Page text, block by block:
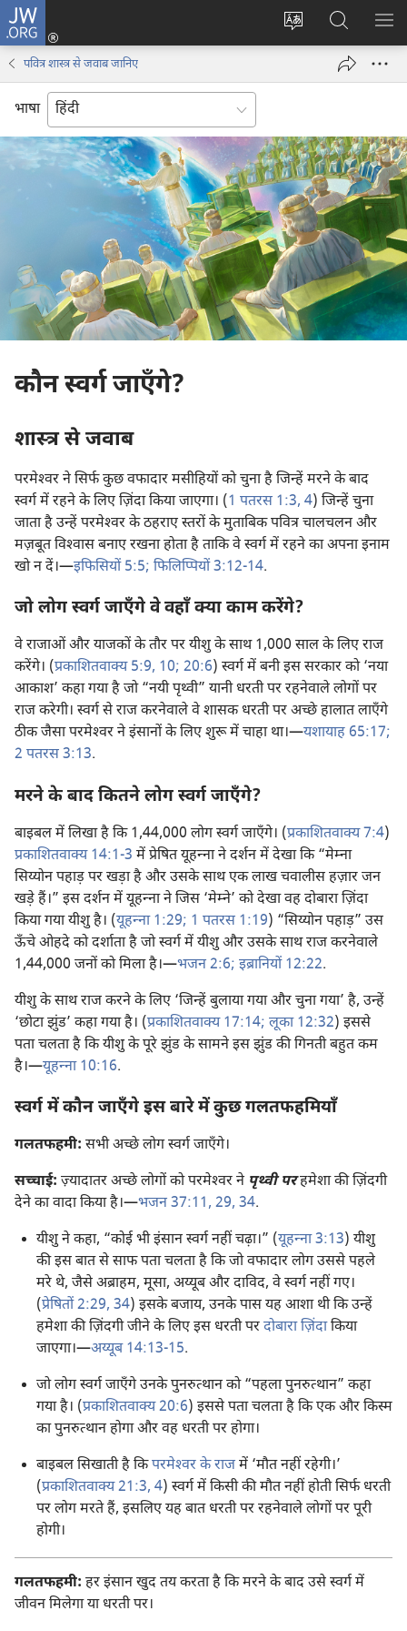
JW.ORG
वेबसाइट
लॉग-
इन
JW.ORG
पर
खोजें
मैन्यू
पवित्र शास्त्र से जवाब जानिए
भाषा
कौन स्वर्ग जाएँगे?
शास्त्र से जवाब
परमेश्‍वर ने सिर्फ कुछ वफादार मसीहियों को चुना है जिन्हें मरने के बाद
स्वर्ग में रहने के लिए ज़िंदा किया जाएगा। (1 पतरस 1:3, 4) जिन्हें चुना
जाता है उन्हें परमेश्‍वर के ठहराए स्तरों के मुताबिक पवित्र चालचलन और
मज़बूत विश्‍वास बनाए रखना होता है ताकि वे स्वर्ग में रहने का अपना इनाम
खो न दें।—इफिसियों 5:5; फिलिप्पियों 3:12-14.
जो लोग स्वर्ग जाएँगे वे वहाँ क्या काम करेंगे?
वे राजाओं और याजकों के तौर पर यीशु के साथ 1,000 साल के लिए राज
करेंगे। (प्रकाशितवाक्य 5:9, 10; 20:6) स्वर्ग में बनी इस सरकार को ‘नया
आकाश’ कहा गया है जो “नयी पृथ्वी” यानी धरती पर रहनेवाले लोगों पर
राज करेगी। स्वर्ग से राज करनेवाले वे शासक धरती पर अच्छे हालात लाएँगे
ठीक जैसा परमेश्‍वर ने इंसानों के लिए शुरू में चाहा था।—यशायाह 65:17;
2 पतरस 3:13.
मरने के बाद कितने लोग स्वर्ग जाएँगे?
बाइबल में लिखा है कि 1,44,000 लोग स्वर्ग जाएँगे। (प्रकाशितवाक्य 7:4)
प्रकाशितवाक्य 14:1-3 में प्रेषित यूहन्‍ना ने दर्शन में देखा कि “मेम्ना
सिय्योन पहाड़ पर खड़ा है और उसके साथ एक लाख चवालीस हज़ार जन
खड़े हैं।” इस दर्शन में यूहन्‍ना ने जिस ‘मेम्ने’ को देखा वह दोबारा ज़िंदा
किया गया यीशु है। (यूहन्‍ना 1:29; 1 पतरस 1:19) “सिय्योन पहाड़” उस
ऊँचे ओहदे को दर्शाता है जो स्वर्ग में यीशु और उसके साथ राज करनेवाले
1,44,000 जनों को मिला है।—भजन 2:6; इब्रानियों 12:22.
यीशु के साथ राज करने के लिए ‘जिन्हें बुलाया गया और चुना गया’ है, उन्हें
‘छोटा झुंड’ कहा गया है। (प्रकाशितवाक्य 17:14; लूका 12:32) इससे
पता चलता है कि यीशु के पूरे झुंड के सामने इस झुंड की गिनती बहुत कम
है।—यूहन्‍ना 10:16.
स्वर्ग में कौन जाएँगे इस बारे में कुछ गलतफहमियाँ
गलतफहमी: सभी अच्छे लोग स्वर्ग जाएँगे।
सच्चाई: ज़्यादातर अच्छे लोगों को परमेश्‍वर ने पृथ्वी परहमेशा की ज़िंदगी
देने का वादा किया है।—भजन 37:11, 29, 34.
यीशु ने कहा, “कोई भी इंसान स्वर्ग नहीं चढ़ा।” (यूहन्‍ना 3:13) यीशु
की इस बात से साफ पता चलता है कि जो वफादार लोग उससे पहले
मरे थे, जैसे अब्राहम, मूसा, अय्यूब और दाविद, वे स्वर्ग नहीं गए।
(प्रेषितों 2:29, 34) इसके बजाय, उनके पास यह आशा थी कि उन्हें
हमेशा की ज़िंदगी जीने के लिए इस धरती परदोबारा ज़िंदाकिया
जाएगा।—अय्यूब 14:13-15.
जो लोग स्वर्ग जाएँगे उनके पुनरुत्थान को “पहला पुनरुत्थान” कहा
गया है। (प्रकाशितवाक्य 20:6) इससे पता चलता है कि एक और किस्म
का पुनरुत्थान होगा और वह धरती पर होगा।
बाइबल सिखाती है किपरमेश्‍वर के राजमें ‘मौत नहीं रहेगी।’
(प्रकाशितवाक्य 21:3, 4) स्वर्ग में किसी की मौत नहीं होती सिर्फ धरती
पर लोग मरते हैं, इसलिए यह बात धरती पर रहनेवाले लोगों पर पूरी
होगी।
गलतफहमी: हर इंसान खुद तय करता है कि मरने के बाद उसे स्वर्ग में
जीवन मिलेगा या धरती पर।